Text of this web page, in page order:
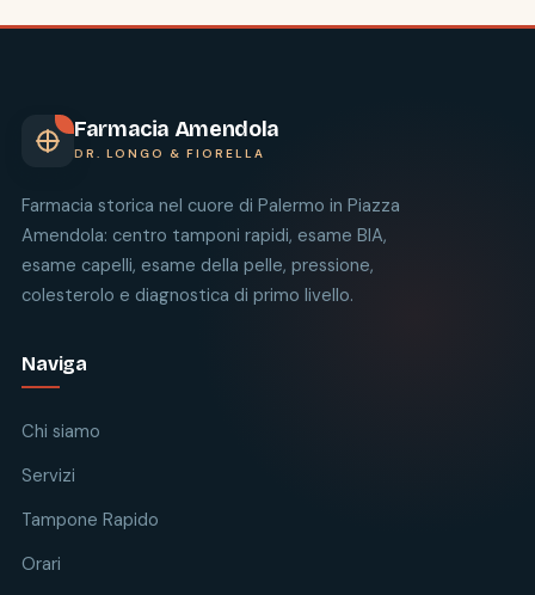
Farmacia Amendola
DR. LONGO & FIORELLA
Farmacia storica nel cuore di Palermo in Piazza
Amendola: centro tamponi rapidi, esame BIA,
esame capelli, esame della pelle, pressione,
colesterolo e diagnostica di primo livello.
Naviga
Chi siamo
Servizi
Tampone Rapido
Orari